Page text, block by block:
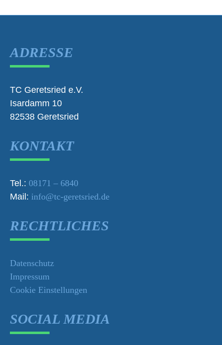
ADRESSE
TC Geretsried e.V.
Isardamm 10
82538 Geretsried
KONTAKT
Tel.: 08171 – 6840
Mail: info@tc-geretsried.de
RECHTLICHES
Datenschutz
Impressum
Cookie Einstellungen
SOCIAL MEDIA